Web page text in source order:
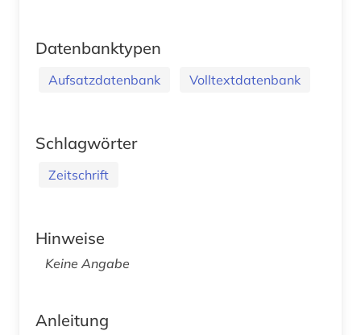
Datenbanktypen
Aufsatzdatenbank Volltextdatenbank
Schlagwörter
Zeitschrift
Hinweise
Keine Angabe
Anleitung